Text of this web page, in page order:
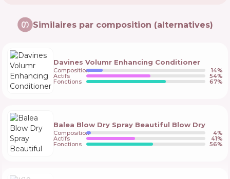
Similaires par composition (alternatives)
Davines Volumr Enhancing Conditioner
Composition 14%
Actifs 54%
Fonctions 67%
Balea Blow Dry Spray Beautiful Blow Dry
Composition 4%
Actifs 41%
Fonctions 56%